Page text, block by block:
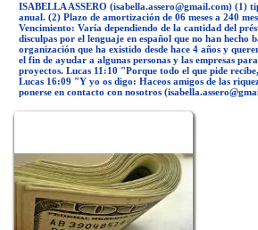
ISABELLA ASSERO (isabella.assero@gmail.com) (1)
anual. (2) Plazo de amortización de 06 meses a 240
Vencimiento: Varía dependiendo de la cantidad del
disculpas por el lenguaje en español que no han hecho
organización que ha existido desde hace 4 años y
el fin de ayudar a algunas personas y las empresas
proyectos. Lucas 11:10 "Porque todo el que pide
Lucas 16:09 "Y yo os digo: Haceos amigos de las
ponerse en contacto con nosotros (